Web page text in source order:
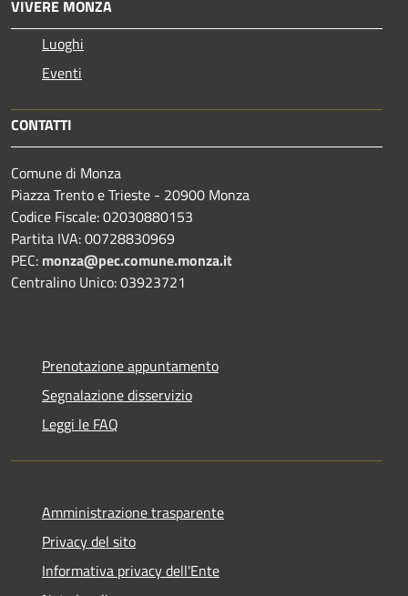
VIVERE MONZA
Luoghi
Eventi
CONTATTI
Comune di Monza
Piazza Trento e Trieste - 20900 Monza
Codice Fiscale: 02030880153
Partita IVA: 00728830969
PEC: monza@pec.comune.monza.it
Centralino Unico: 03923721
Prenotazione appuntamento
Segnalazione disservizio
Leggi le FAQ
Amministrazione trasparente
Privacy del sito
Informativa privacy dell'Ente